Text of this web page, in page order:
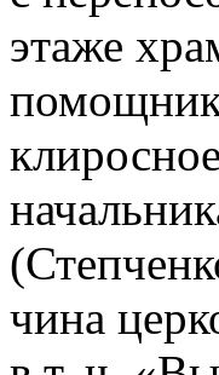
этаже
чина